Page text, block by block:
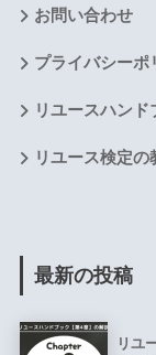
お問い合わせ
プライバシーポ
リユースハンド
リユース検定の
最新の投稿
リユ